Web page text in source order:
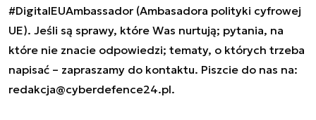
#DigitalEUAmbassador (Ambasadora polityki cyfrowej
UE). Jeśli są sprawy, które Was nurtują; pytania, na
które nie znacie odpowiedzi; tematy, o których trzeba
napisać – zapraszamy do kontaktu. Piszcie do nas na:
redakcja@cyberdefence24.pl.